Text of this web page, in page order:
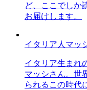
ど、ここでしか
お届けします。
イタリア人マッ
イタリア生まれ
マッシさん。世
られるこの時代